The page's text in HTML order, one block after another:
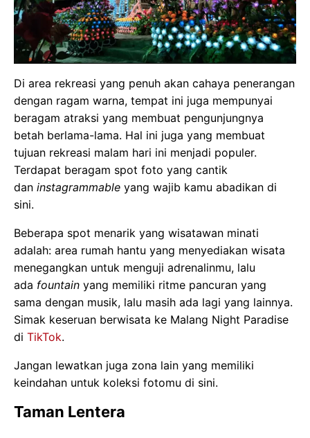
Di area rekreasi yang penuh akan cahaya penerangan
dengan ragam warna, tempat ini juga mempunyai
beragam atraksi yang membuat pengunjungnya
betah berlama-lama. Hal ini juga yang membuat
tujuan rekreasi malam hari ini menjadi populer.
Terdapat beragam spot foto yang cantik
dan instagrammable yang wajib kamu abadikan di
sini.
Beberapa spot menarik yang wisatawan minati
adalah: area rumah hantu yang menyediakan wisata
menegangkan untuk menguji adrenalinmu, lalu
ada fountain yang memiliki ritme pancuran yang
sama dengan musik, lalu masih ada lagi yang lainnya.
Simak keseruan berwisata ke Malang Night Paradise
di TikTok.
Jangan lewatkan juga zona lain yang memiliki
keindahan untuk koleksi fotomu di sini.
Taman Lentera